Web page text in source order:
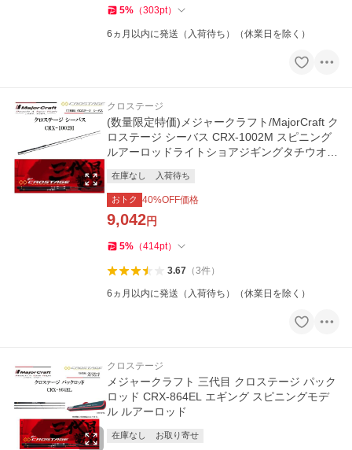
5% （303pt）
6ヵ月以内に発送（入荷待ち）（休業日を除く）
クロステージ
(数量限定特価)メジャークラフト/MajorCraft ク
ロステージ シーバス CRX-1002M スピニング
ルアーロッドライトショアジギングタチウオロ
在庫なし 入荷待ち
おトク 40%OFF価格
9,042円
5% （414pt）
3.67（3件）
6ヵ月以内に発送（入荷待ち）（休業日を除く）
クロステージ
メジャークラフト 三代目 クロステージ パック
ロッド CRX-864EL エギング スピニングモデ
ル ルアーロッド
在庫なし お取り寄せ